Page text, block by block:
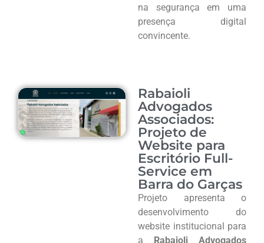
na segurança em uma
presença digital
convincente.
Rabaioli
Advogados
Associados:
Projeto de
Website para
Escritório Full-
Service em
Barra do Garças
Projeto apresenta o
desenvolvimento do
website institucional para
a Rabaioli Advogados